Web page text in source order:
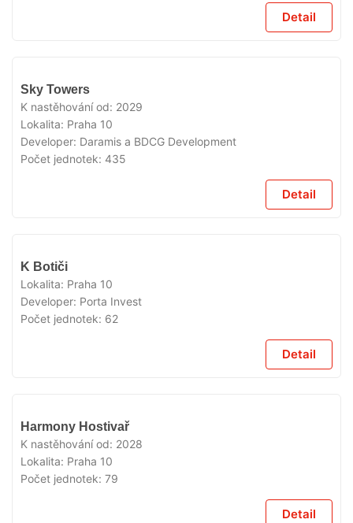
Detail
Sky Towers
K nastěhování od: 2029
Lokalita: Praha 10
Developer: Daramis a BDCG Development
Počet jednotek: 435
Detail
K Botiči
Lokalita: Praha 10
Developer: Porta Invest
Počet jednotek: 62
Detail
Harmony Hostivař
K nastěhování od: 2028
Lokalita: Praha 10
Počet jednotek: 79
Detail